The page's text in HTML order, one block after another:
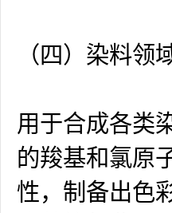
（四）染料领
用于合成各类
的羧基和氯原
性，制备出色